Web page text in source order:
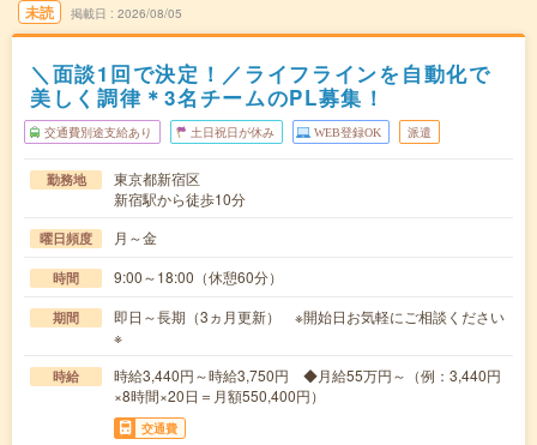
未読 掲載日 2026/08/05
＼面談1回で決定！／ライフラインを自動化で
美しく調律＊3名チームのPL募集！
交通費別途支給あり 土日祝日が休み WEB登録OK 派遣
勤務地
東京都新宿区
新宿駅から徒歩10分
曜日頻度 月～金
時間 9:00～18:00（休憩60分）
期間
即日～長期（3ヵ月更新） ※開始日お気軽にご相談ください
※
時給
時給3,440円～時給3,750円 ◆月給55万円～（例：3,440円
×8時間×20日＝月額550,400円）
交通費